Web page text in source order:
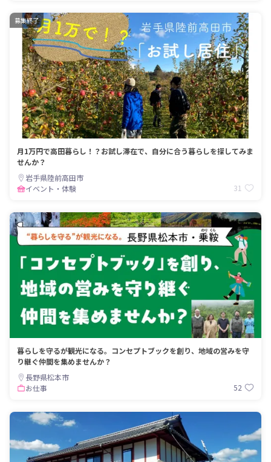
募集終了
月1万円で高田暮らし！？お試し滞在で、自分に合う暮らしを探してみま
せんか？
岩手県陸前高田市
イベント・体験
31
暮らしを守るが観光になる。コンセプトブックを創り、地域の営みを守
り継ぐ仲間を集めませんか？
長野県松本市
お仕事
52